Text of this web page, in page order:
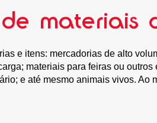
e itens: mercadorias de alto
materiais para feiras ou
e até mesmo animais vivos.